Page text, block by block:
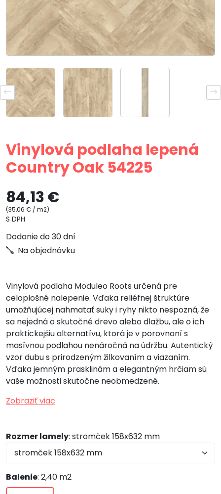
Vinylová podlaha lepená
Country Oak 54225
84,13 €
(35,06 € / m2)
S DPH
Dodanie do 30 dní
Na objednávku
Vinylová podlaha Moduleo Roots určená pre
celoplošné nalepenie. Vďaka reliéfnej štruktúre
umožňujúcej nahmatať suky i ryhy nikto nespozná, že
sa nejedná o skutočné drevo alebo dlažbu, ale o ich
praktickejšiu alternatívu, ktorá je v porovnaní s
masívnou podlahou nenáročná na údržbu. Autentický
vzor dubu s prirodzeným žilkovaním a viazaním.
Vďaka jemným prasklinám a elegantným hrčiam sú
vaše možnosti skutočne neobmedzené.
Zobraziť viac
Rozmer lamely: stromček 158x632 mm
Balenie: 2,40 m2